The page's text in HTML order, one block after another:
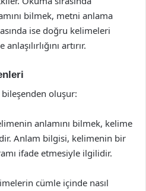
bilmek, metni anlama
ise doğru kelimeleri
artırır.
oluşur:
anlamını bilmek, kelime
Anlam bilgisi, kelimenin bir
ifade etmesiyle ilgilidir.
cümle içinde nasıl